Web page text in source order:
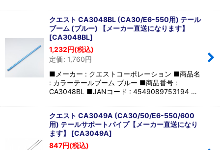
クエスト CA3048BL (CA30/E6-550用) テール
ブーム (ブルー) 【メーカー直送になります】
[CA3048BL]
1,232円(税込)
定価: 1,760円
■メーカー : クエストコーポレーション ■商品名
: カラーテールブーム ブルー ■商品番号 :
CA3048BL ■JANコード : 4549089753194 …
クエスト CA3049A (CA30/50/E6-550/600
用) テールサポートパイプ【メーカー直送になり
ます】
[CA3049A]
847円(税込)